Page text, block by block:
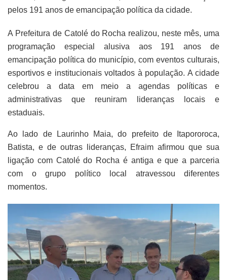
pelos 191 anos de emancipação política da cidade.
A Prefeitura de Catolé do Rocha realizou, neste mês, uma
programação especial alusiva aos 191 anos de
emancipação política do município, com eventos culturais,
esportivos e institucionais voltados à população. A cidade
celebrou a data em meio a agendas políticas e
administrativas que reuniram lideranças locais e
estaduais.
Ao lado de Laurinho Maia, do prefeito de Itapororoca,
Batista, e de outras lideranças, Efraim afirmou que sua
ligação com Catolé do Rocha é antiga e que a parceria
com o grupo político local atravessou diferentes
momentos.